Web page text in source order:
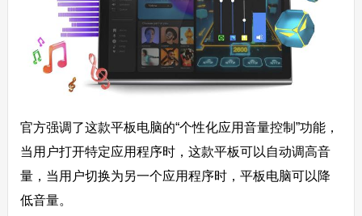
官方强调了这款平板电脑的“个性化应用音量控制”功能，
当用户打开特定应用程序时，这款平板可以自动调高音
量，当用户切换为另一个应用程序时，平板电脑可以降
低音量。